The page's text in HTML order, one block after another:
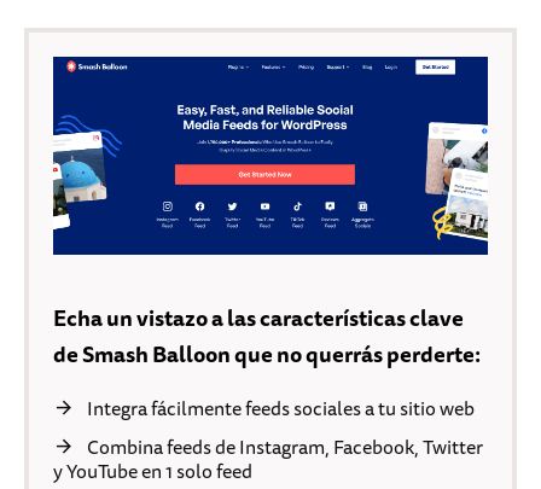
Echa un vistazo a las características clave
de Smash Balloon que no querrás perderte:
Integra fácilmente feeds sociales a tu sitio web
Combina feeds de Instagram, Facebook, Twitter
y YouTube en 1 solo feed